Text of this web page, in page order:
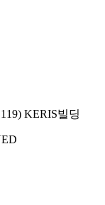
KERIS빌딩